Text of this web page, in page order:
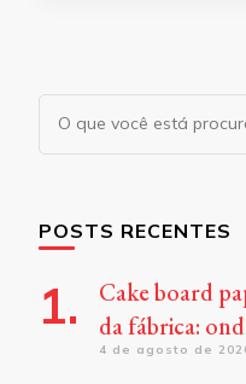
Procurando
POSTS RECENTES
Cake board
da fábrica:
4 de agosto de